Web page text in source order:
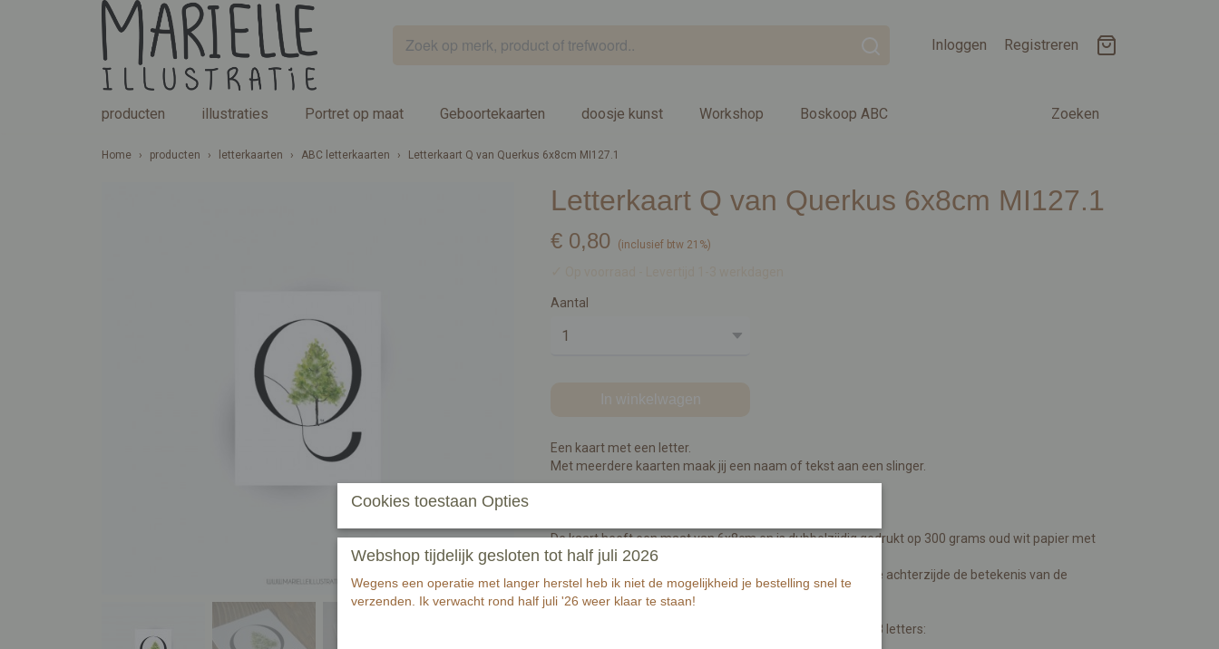
Inloggen Registreren
Zoeken
producten illustraties Portret op maat Geboortekaarten doosje kunst Workshop Boskoop ABC
Home › producten › letterkaarten › ABC letterkaarten › Letterkaart Q van Querkus 6x8cm MI127.1
Letterkaart Q van Querkus 6x8cm MI127.1
€ 0,80 (inclusief btw 21%)
Aantal
In winkelwagen
Een kaart met een letter.
Met meerdere kaarten maak jij een naam of tekst aan een slinger.
De kaart heeft een maat van 6x8cm en is dubbelzijdig gedrukt op 300 grams oud wit papier met
zichtbare en voelbare structuur.
Aan de voorzijde een letter of teken met illustratie. Aan de achterzijde de betekenis van de
Benodigdheden voor een naam of tekst van bijvoorbeeld 8 letters:
Cookies toestaan Opties
Webshop tijdelijk gesloten tot half juli 2026
Wegens een operatie met langer herstel heb ik niet de mogelijkheid je bestelling snel te
verzenden. Ik verwacht rond half juli '26 weer klaar te staan!